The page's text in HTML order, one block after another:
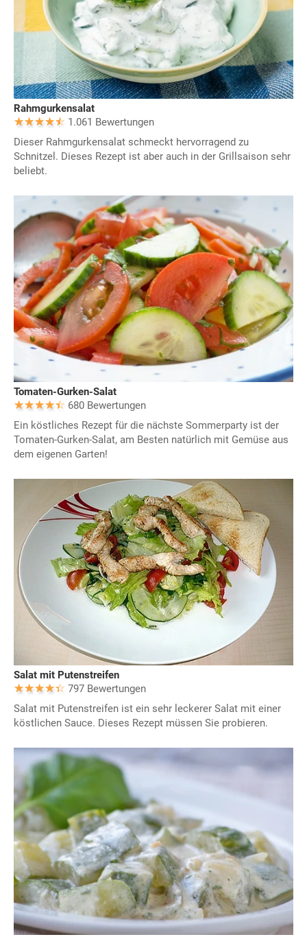
Rahmgurkensalat
1.061 Bewertungen
Dieser Rahmgurkensalat schmeckt hervorragend zu
Schnitzel. Dieses Rezept ist aber auch in der Grillsaison sehr
beliebt.
Tomaten-Gurken-Salat
680 Bewertungen
Ein köstliches Rezept für die nächste Sommerparty ist der
Tomaten-Gurken-Salat, am Besten natürlich mit Gemüse aus
dem eigenen Garten!
Salat mit Putenstreifen
797 Bewertungen
Salat mit Putenstreifen ist ein sehr leckerer Salat mit einer
köstlichen Sauce. Dieses Rezept müssen Sie probieren.